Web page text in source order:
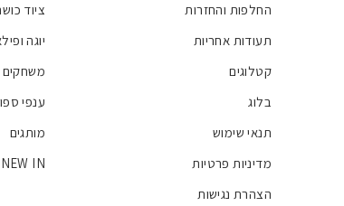
החלפות והחזרות
תעודות אחריות
קטלוגים
בלוג
תנאי שימוש
מדיניות פרטיות
הצהרת נגישות
ציוד
יוגה
משחקים
ענפי
מותגים
NEW IN